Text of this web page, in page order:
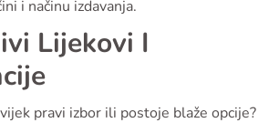
i načinu izdavanja.
Lijekovi I
pravi izbor ili postoje blaže opcije?